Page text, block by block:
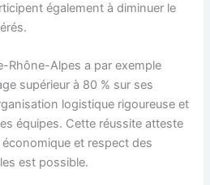
également à diminuer le
Rhône-Alpes a par exemple
supérieur à 80 % sur ses
logistique rigoureuse et
équipes. Cette réussite atteste
et respect des
est possible.